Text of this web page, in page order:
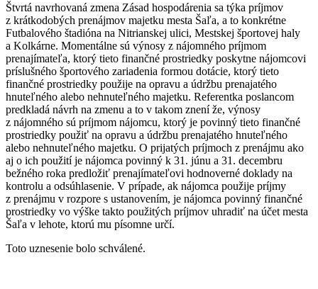
Štvrtá navrhovaná zmena Zásad hospodárenia sa týka príjmov
z krátkodobých prenájmov majetku mesta Šaľa, a to konkrétne
Futbalového štadióna na Nitrianskej ulici, Mestskej športovej haly
a Kolkárne. Momentálne sú výnosy z nájomného príjmom
prenajímateľa, ktorý tieto finančné prostriedky poskytne nájomcovi
príslušného športového zariadenia formou dotácie, ktorý tieto
finančné prostriedky použije na opravu a údržbu prenajatého
hnuteľného alebo nehnuteľného majetku. Referentka poslancom
predkladá návrh na zmenu a to v takom znení že, výnosy
z nájomného sú príjmom nájomcu, ktorý je povinný tieto finančné
prostriedky použiť na opravu a údržbu prenajatého hnuteľného
alebo nehnuteľného majetku. O prijatých príjmoch z prenájmu ako
aj o ich použití je nájomca povinný k 31. júnu a 31. decembru
bežného roka predložiť prenajímateľovi hodnoverné doklady na
kontrolu a odsúhlasenie. V prípade, ak nájomca použije príjmy
z prenájmu v rozpore s ustanovením, je nájomca povinný finančné
prostriedky vo výške takto použitých príjmov uhradiť na účet mesta
Šaľa v lehote, ktorú mu písomne určí.
Toto uznesenie bolo schválené.